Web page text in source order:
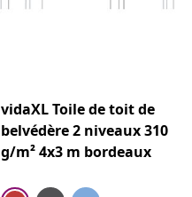
vidaXL Toile de toit de
belvédère 2 niveaux 310
g/m² 4x3 m bordeaux